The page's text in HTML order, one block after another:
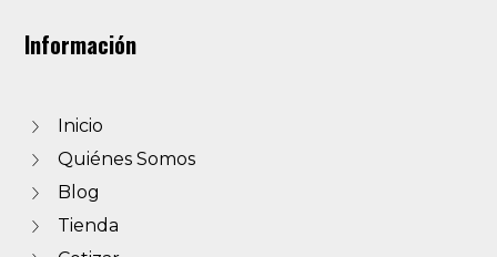
Información
Inicio
Quiénes Somos
Blog
Tienda